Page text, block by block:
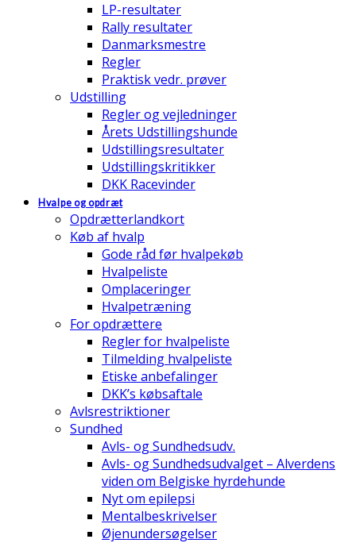
LP-resultater
Rally resultater
Danmarksmestre
Regler
Praktisk vedr. prøver
Udstilling
Regler og vejledninger
Årets Udstillingshunde
Udstillingsresultater
Udstillingskritikker
DKK Racevinder
Hvalpe og opdræt
Opdrætterlandkort
Køb af hvalp
Gode råd før hvalpekøb
Hvalpeliste
Omplaceringer
Hvalpetræning
For opdrættere
Regler for hvalpeliste
Tilmelding hvalpeliste
Etiske anbefalinger
DKK’s købsaftale
Avlsrestriktioner
Sundhed
Avls- og Sundhedsudv.
Avls- og Sundhedsudvalget – Alverdens
viden om Belgiske hyrdehunde
Nyt om epilepsi
Mentalbeskrivelser
Øjenundersøgelser